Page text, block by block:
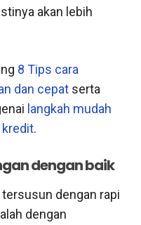
akan lebih
8 Tips cara
dan cepat serta
langkah mudah
kredit.
dengan baik
dengan rapi
dengan